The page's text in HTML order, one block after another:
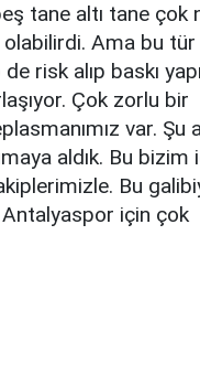
tane altı tane çok
olabilirdi. Ama bu tür
risk alıp baskı
Çok zorlu bir
var. Şu
aldık. Bu bizim
Bu
Antalyaspor için çok